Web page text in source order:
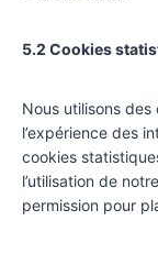
5.2 Cookies
Nous utilisons des
l’expérience des
cookies
l’utilisation de
permission pour